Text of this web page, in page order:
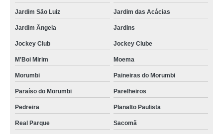
Jardim São Luiz Jardim das Acácias
Jardim Ângela Jardins
Jockey Club Jockey Clube
M'Boi Mirim Moema
Morumbi Paineiras do Morumbi
Paraíso do Morumbi Parelheiros
Pedreira Planalto Paulista
Real Parque Sacomã